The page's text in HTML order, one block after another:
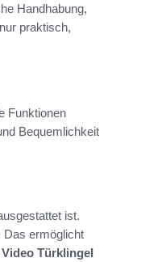
Handhabung,
praktisch,
Funktionen
Bequemlichkeit
ist.
Das ermöglicht
Video Türklingel